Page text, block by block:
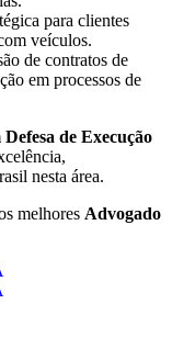
para clientes
veículos.
de contratos de
em processos de
de Execução
nesta área.
melhores Advogado